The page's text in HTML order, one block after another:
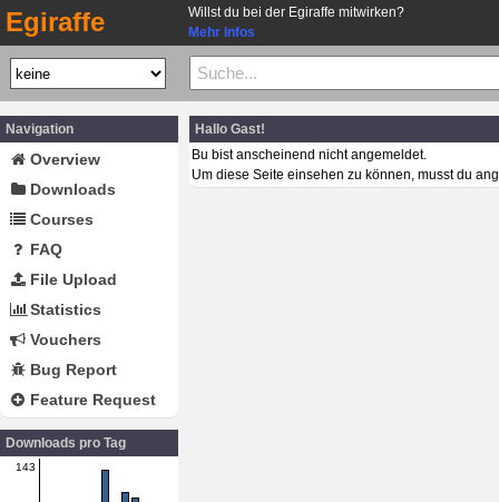
Egiraffe
Willst du bei der Egiraffe mitwirken?
Mehr Infos
Navigation
Overview
Downloads
Courses
FAQ
File Upload
Statistics
Vouchers
Bug Report
Feature Request
Downloads pro Tag
143
Hallo Gast!
Bu bist anscheinend nicht angemeldet.
Um diese Seite einsehen zu können, musst du